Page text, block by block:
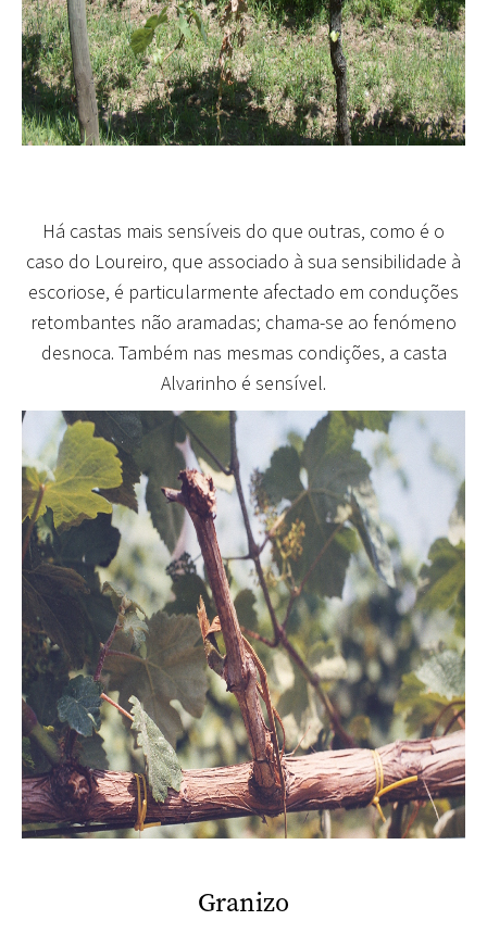
Há castas mais sensíveis do que outras, como é o
caso do Loureiro, que associado à sua sensibilidade à
escoriose, é particularmente afectado em conduções
retombantes não aramadas; chama-se ao fenómeno
desnoca. Também nas mesmas condições, a casta
Alvarinho é sensível.
Granizo